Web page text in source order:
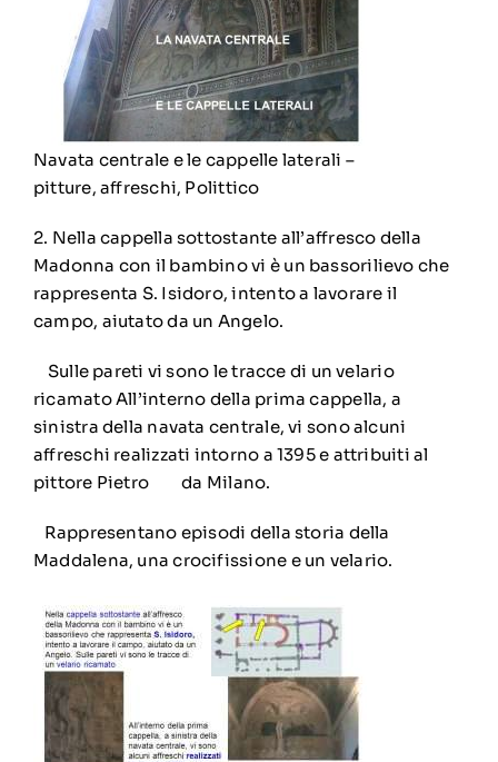
Navata centrale e le cappelle laterali –
pitture, affreschi, Polittico
2. Nella cappella sottostante all’affresco della
Madonna con il bambino vi è un bassorilievo che
rappresenta S. Isidoro, intento a lavorare il
campo, aiutato da un Angelo.
Sulle pareti vi sono le tracce di un velario
ricamatoAll’interno della prima cappella, a
sinistra della navata centrale, vi sono alcuni
affreschi realizzati intorno a 1395 e attribuiti al
pittore Pietro da Milano.
Rappresentano episodi della storia della
Maddalena, una crocifissione e un velario.